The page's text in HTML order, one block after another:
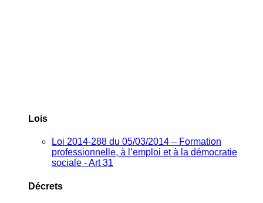
Lois
Loi 2014-288 du 05/03/2014 – Formation
professionnelle, à l’emploi et à la démocratie
sociale - Art 31
Décrets